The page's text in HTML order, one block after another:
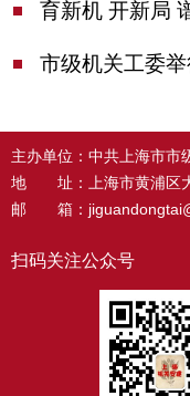
市级机关工委